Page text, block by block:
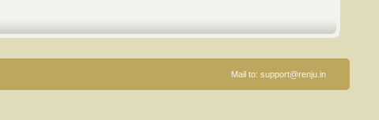
Mail to: support@renju.in